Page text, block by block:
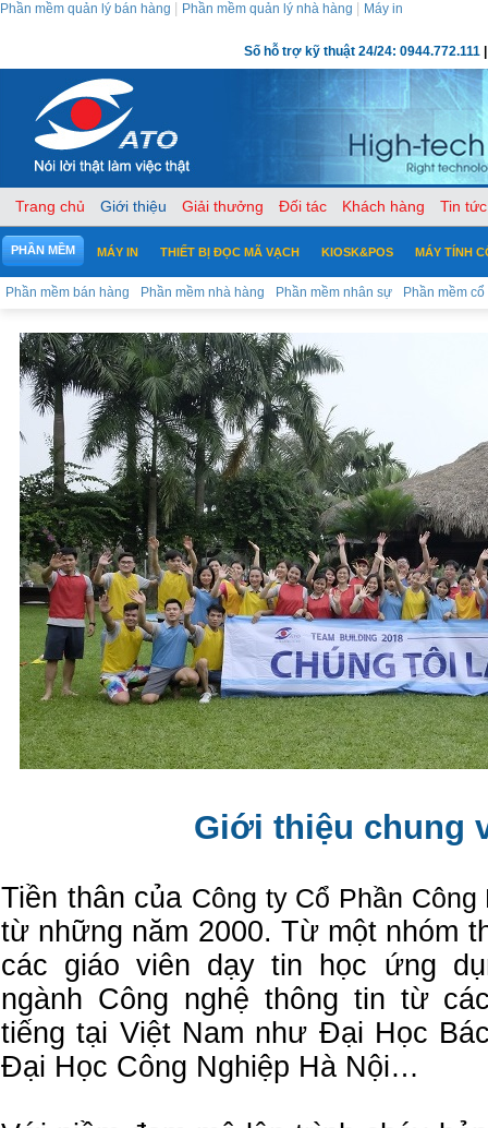
Phần mềm quản lý bán hàng Phần mềm quản lý nhà hàng Máy in
Số hỗ trợ kỹ thuật 24/24: 0944.772.111
Trang chủ Giới thiệu Giải thưởng Đối tác Khách hàng Tin tức
PHẦN MỀM
Phần mềm bán hàng Phần mềm nhà hàng Phần mềm nhân sự Phần mềm
MÁY IN THIẾT BỊ ĐỌC MÃ VẠCH KIOSK&POS MÁY TÍNH
Giới thiệu chung
Tiền thân của Công ty Cổ Phần
từ những năm 2000. Từ một nhóm
các giáo viên dạy tin học ứng
ngành Công nghệ thông tin từ
tiếng tại Việt Nam như Đại Học
Đại Học Công Nghiệp Hà Nội…